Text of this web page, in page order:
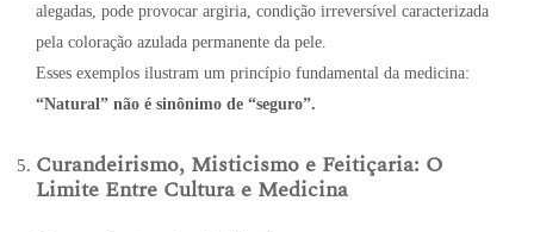
alegadas, pode provocar argiria, condição irreversível caracterizada
pela coloração azulada permanente da pele.
Esses exemplos ilustram um princípio fundamental da medicina:
“Natural” não é sinônimo de “seguro”.
Curandeirismo, Misticismo e Feitiçaria: O
Limite Entre Cultura e Medicina